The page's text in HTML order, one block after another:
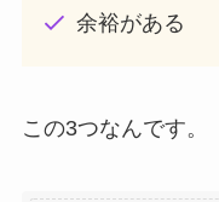
余裕がある
この3つなんです。